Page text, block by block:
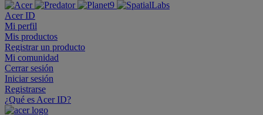
Acer ID
Mi perfil
Mis productos
Registrar un producto
Mi comunidad
Cerrar sesión
Iniciar sesión
Registrarse
¿Qué es Acer ID?